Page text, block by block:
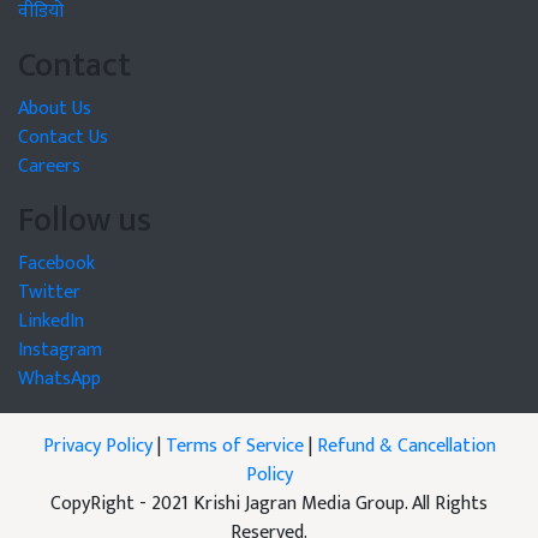
वीडियो
Contact
About Us
Contact Us
Careers
Follow us
Facebook
Twitter
LinkedIn
Instagram
WhatsApp
Privacy Policy|Terms of Service|Refund & Cancellation
Policy
CopyRight - 2021 Krishi Jagran Media Group. All Rights